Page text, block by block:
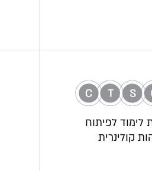
לימוד לפיתוח
קולינרית